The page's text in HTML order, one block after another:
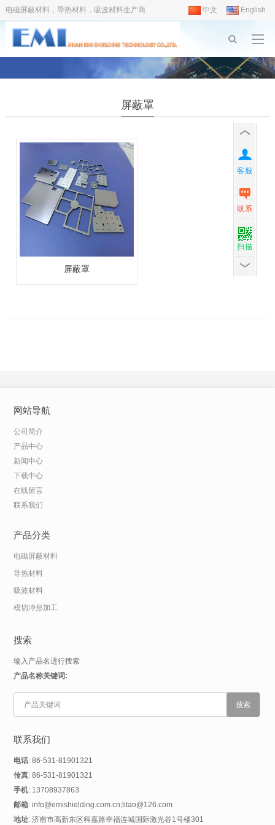
电磁屏蔽材料，导热材料，吸波材料生产商 中文 English
屏蔽罩
屏蔽罩
网站导航
公司简介
产品中心
新闻中心
下载中心
在线留言
联系我们
产品分类
电磁屏蔽材料
导热材料
吸波材料
模切冲形加工
搜索
输入产品名进行搜索
产品名称关键词:
联系我们
电话: 86-531-81901321
传真: 86-531-81901321
手机: 13708937863
邮箱: info@emishielding.com.cn;litao@126.com
地址: 济南市高新东区科嘉路幸福连城国际激光谷1号楼301
客服
联系
扫描